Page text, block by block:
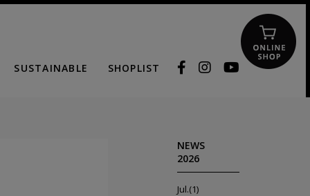
SUSTAINABLE SHOPLIST
NEWS
2026
Jul.(1)